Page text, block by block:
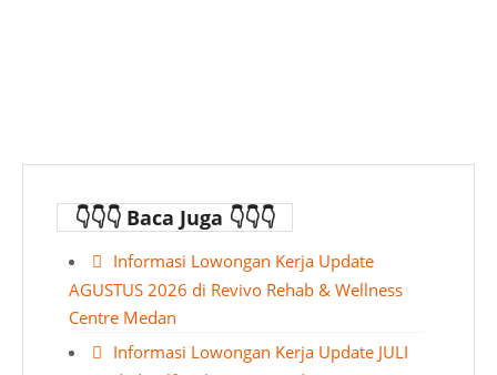
👇👇👇 Baca Juga 👇👇👇
Informasi Lowongan Kerja Update
AGUSTUS 2026 di Revivo Rehab & Wellness
Centre Medan
Informasi Lowongan Kerja Update JULI